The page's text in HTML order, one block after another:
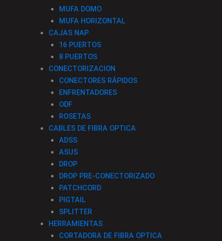
MUFA DOMO
MUFA HORIZONTAL
CAJAS NAP
16 PUERTOS
8 PUERTOS
CONECTORIZACION
CONECTORES RÁPIDOS
ENFRENTADORES
ODF
ROSETAS
CABLES DE FIBRA OPTICA
ADSS
ASUS
DROP
DROP PRE-CONECTORIZADO
PATCHCORD
PIGTAIL
SPLITTER
HERRAMIENTAS
CORTADORA DE FIBRA OPTICA